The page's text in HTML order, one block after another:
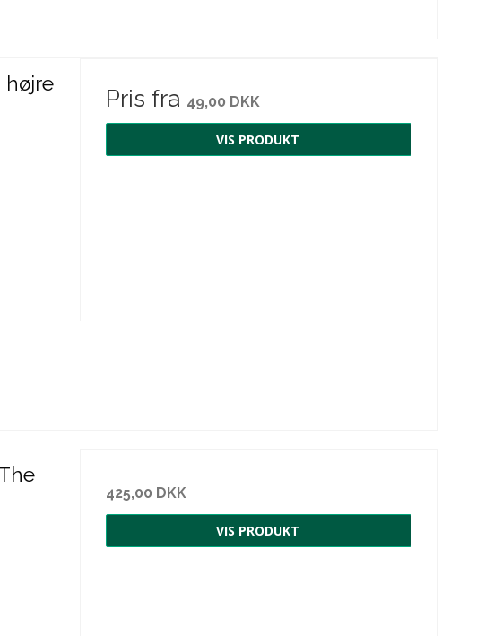
højre
Pris fra 49,00 DKK
VIS PRODUKT
425,00 DKK
VIS PRODUKT